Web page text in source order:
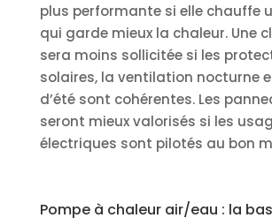
plus performante si elle chauffe
qui garde mieux la chaleur. Une
sera moins sollicitée si les
solaires, la ventilation nocturne
d’été sont cohérentes. Les
seront mieux valorisés si les
électriques sont pilotés au bon
Pompe à chaleur air/eau : la